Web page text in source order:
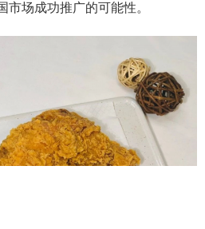
市场成功推广的可能性。